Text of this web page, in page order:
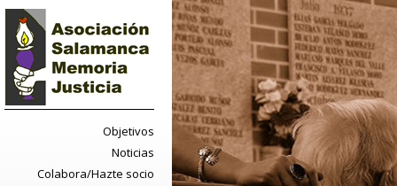
Objetivos
Noticias
Colabora/Hazte socio